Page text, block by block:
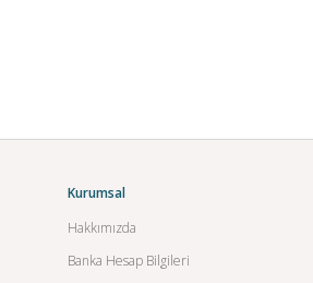
Kurumsal
Hakkımızda
Banka Hesap Bilgileri